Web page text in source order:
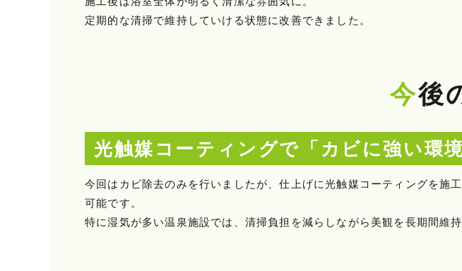
定期的な清掃で維持していける状態に改善できました。
今
光触媒コーティングで「カビに強い環
今回はカビ除去のみを行いましたが、仕上げに光触媒コーティングを施
可能です。
特に湿気が多い温泉施設では、清掃負担を減らしながら美観を長期間維